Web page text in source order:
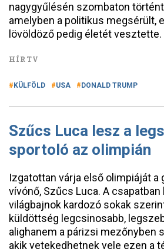
nagygyűlésén szombaton
amelyben a politikus megsérült,
lövöldöző pedig életét vesztette.
HÍRTV
KÜLFÖLD USA DONALD TRUMP
Szűcs Luca lesz a
sportoló az olimpián
Izgatottan várja első olimpiáját a
vívónő, Szűcs Luca. A
világbajnok kardozó sokak
küldöttség legcsinosabb,
alighanem a párizsi mezőnyben
akik vetekedhetnek vele ezen a